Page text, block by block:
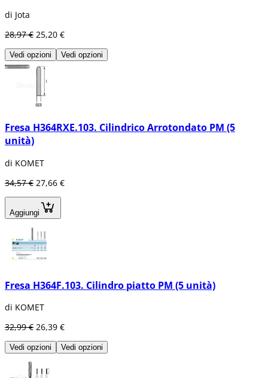
di Jota
28,97 € 25,20 €
Vedi opzioni Vedi opzioni
Fresa H364RXE.103. Cilindrico Arrotondato PM (5
unità)
di KOMET
34,57 € 27,66 €
Aggiungi
Fresa H364F.103. Cilindro piatto PM (5 unità)
di KOMET
32,99 € 26,39 €
Vedi opzioni Vedi opzioni